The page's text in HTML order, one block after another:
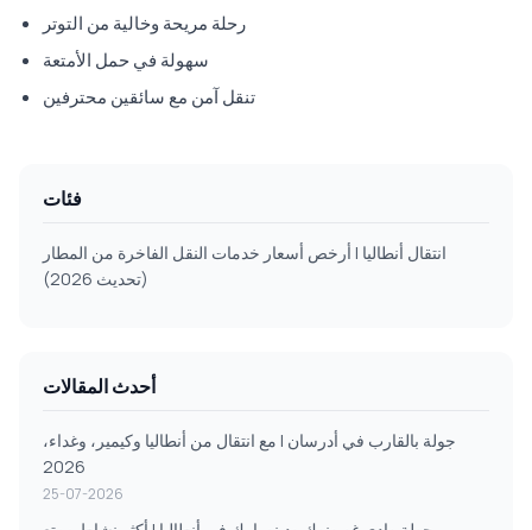
رحلة مريحة وخالية من التوتر
سهولة في حمل الأمتعة
فئات
انتقال أنطاليا | أرخص أسعار خدمات النقل الفاخرة من المطار
(تحديث 2026)
أحدث المقالات
جولة بالقارب في أدرسان | مع انتقال من أنطاليا وكيمير، وغداء،
2026
25-07-2026